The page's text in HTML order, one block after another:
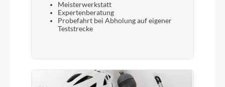
Scheinwerfer
Fuxon FF 100 EB LED 100Lux
Akku
Bosch PowerTube (Smart System) 625
Meisterwerkstatt
Expertenberatung
Probefahrt bei Abholung auf eigener
Teststrecke